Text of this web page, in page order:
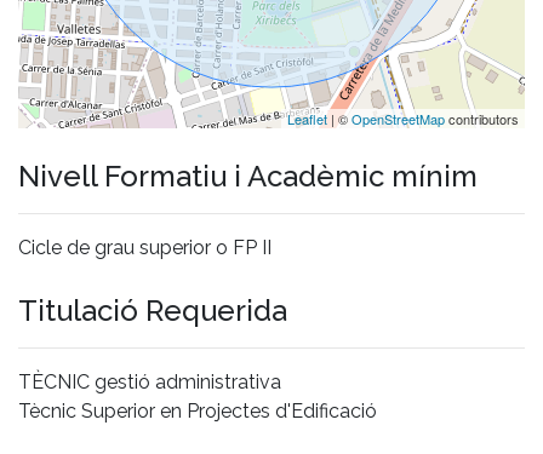
Leaflet | ©OpenStreetMapcontributors
Nivell Formatiu i Acadèmic mínim
Cicle de grau superior o FP II
Titulació Requerida
TÈCNIC gestió administrativa
Tècnic Superior en Projectes d'Edificació